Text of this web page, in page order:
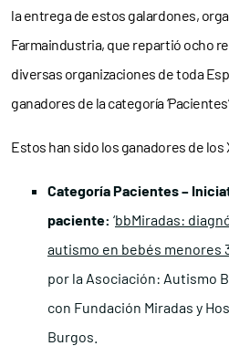
la entrega de estos galardones,
Farmaindustria, que repartió ocho
diversas organizaciones de toda
ganadores de la categoría ‘Pacientes’.
Estos han sido los ganadores de
Categoría Pacientes –
paciente: ‘bbMiradas:
autismo en bebés menores
por la Asociación: Autismo
con Fundación Miradas y
Burgos.